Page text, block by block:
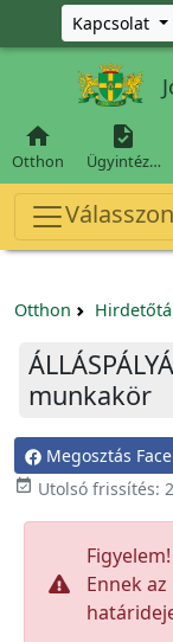
Ugrás a főKapcsolat

Otthon

Ügyintéz…
Otthon
munkakör
Megosztás
 Utolsó frissítés:
Figyelem!
Ennek